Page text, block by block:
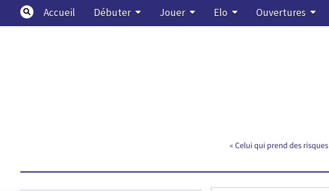
content
Accueil Débuter Jouer Elo Ouvertures